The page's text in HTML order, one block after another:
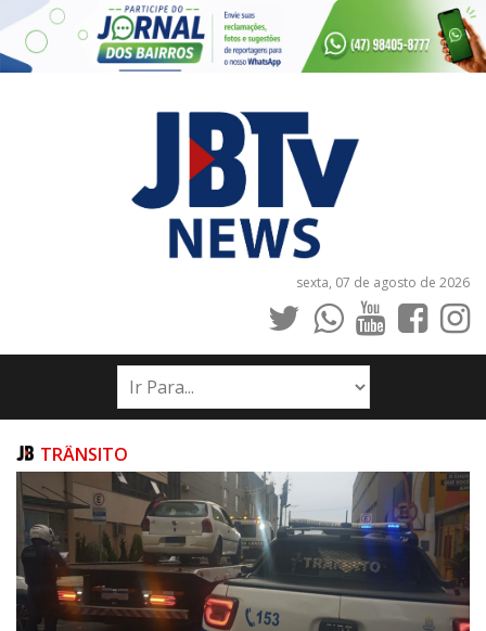
sexta, 07 de agosto de 2026
INÍCIO
NOTÍCIAS
PUBLICAÇÕES LEGAIS
CONTATO
TRÂNSITO